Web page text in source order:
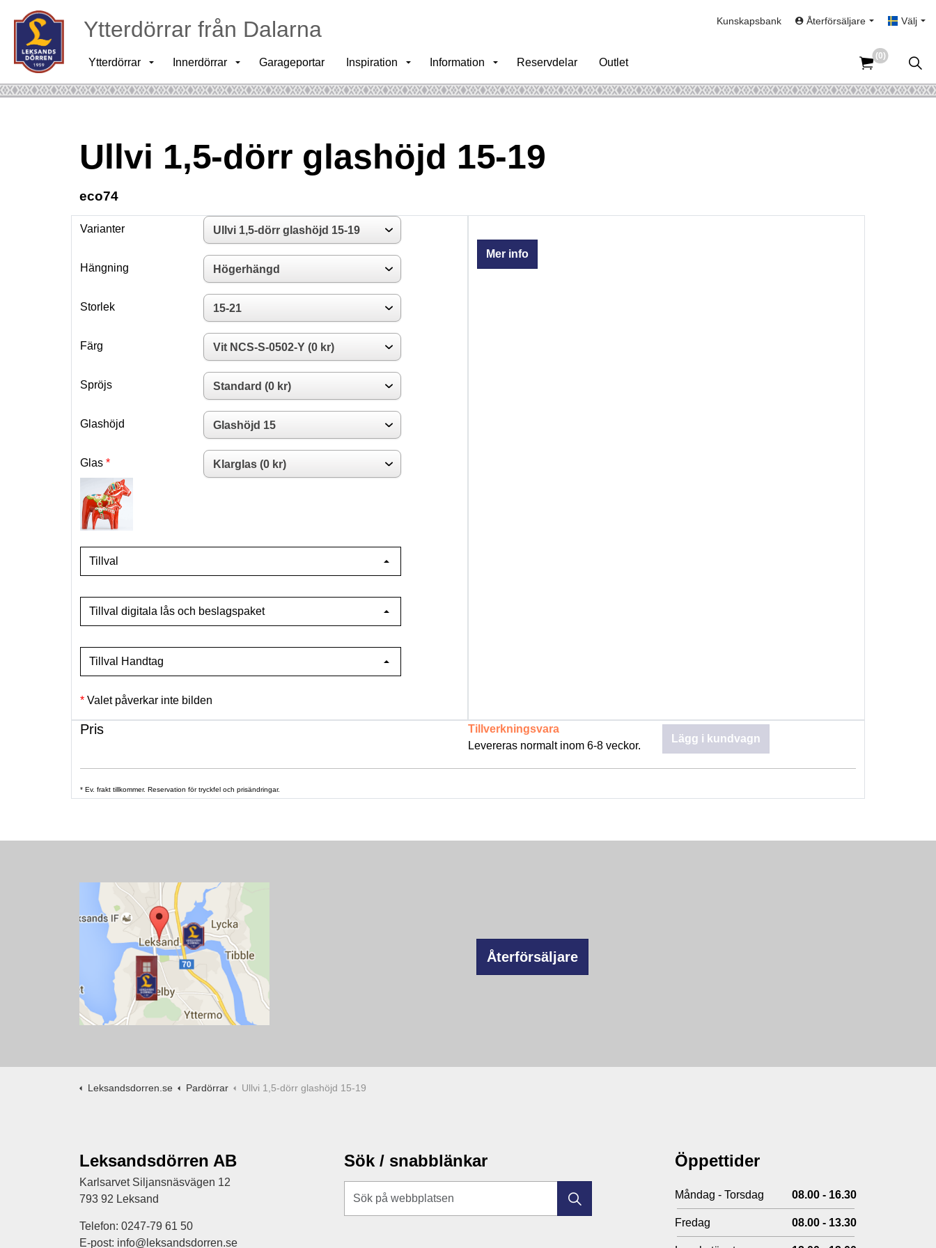
Ytterdörrar från Dalarna
Ytterdörrar Innerdörrar Garageportar Inspiration Information Reservdelar Outlet
Kunskapsbank Återförsäljare Välj
(0)
Ullvi 1,5-dörr glashöjd 15-19
eco74
Varianter
Hängning
Storlek
Färg
Spröjs
Glashöjd
Glas
Tillval
Tillval digitala lås och beslagspaket
Tillval Handtag
Valet påverkar inte bilden
Mer info
Pris
Tillverkningsvara
Levereras normalt inom 6-8 veckor.
Lägg i kundvagn
* Ev. frakt tillkommer. Reservation för tryckfel och prisändringar.
Återförsäljare
Leksandsdorren.se Pardörrar Ullvi 1,5-dörr glashöjd 15-19
Leksandsdörren AB
Karlsarvet Siljansnäsvägen 12
793 92 Leksand
Telefon: 0247-79 61 50
E-post: info@leksandsdorren.se
Sök / snabblänkar Öppettider
Måndag - Torsdag 08.00 - 16.30
Fredag 08.00 - 13.30